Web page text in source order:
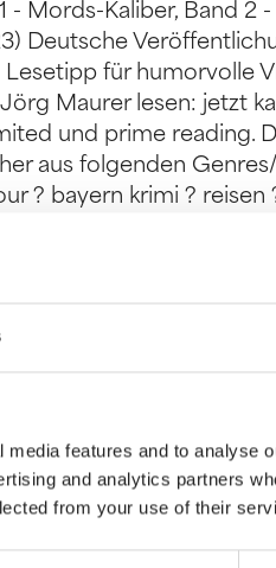
features and to analyse
and analytics partners
from your use of their
- Mords-Kaliber, Band
Deutsche
Lesetipp für humorvolle
Maurer lesen: jetzt
und prime reading.
aus folgenden
? bayern krimi ?
? romantic ? familie ?
? detective ?